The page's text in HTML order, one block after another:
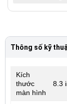
Thông số kỹ
Kích
thước
màn hình
8.3